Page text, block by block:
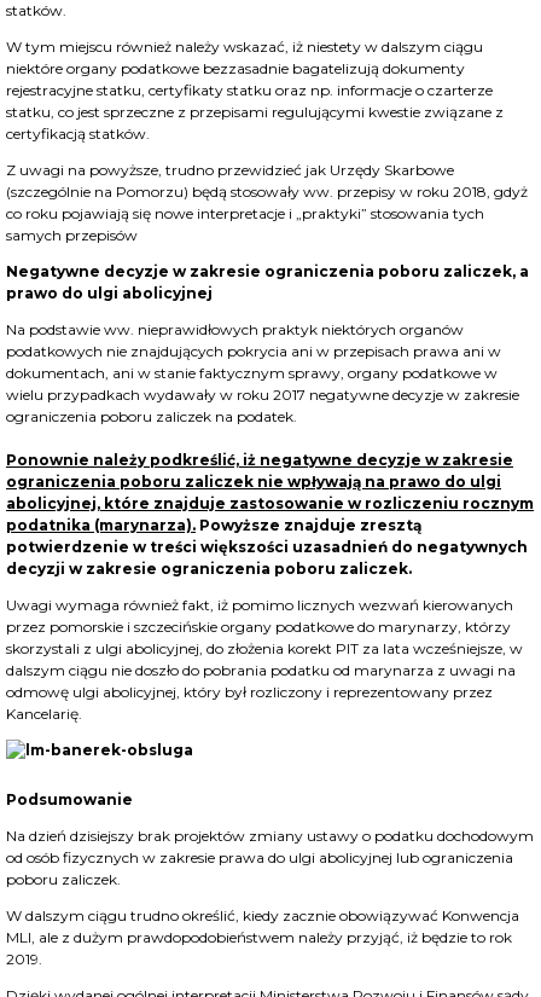
statków.
W tym miejscu również należy wskazać, iż niestety w dalszym ciągu
niektóre organy podatkowe bezzasadnie bagatelizują dokumenty
rejestracyjne statku, certyfikaty statku oraz np. informacje o czarterze
statku, co jest sprzeczne z przepisami regulującymi kwestie związane z
certyfikacją statków.
Z uwagi na powyższe, trudno przewidzieć jak Urzędy Skarbowe
(szczególnie na Pomorzu) będą stosowały ww. przepisy w roku 2018, gdyż
co roku pojawiają się nowe interpretacje i „praktyki” stosowania tych
samych przepisów
Negatywne decyzje w zakresie ograniczenia poboru zaliczek, a
prawo do ulgi abolicyjnej
Na podstawie ww. nieprawidłowych praktyk niektórych organów
podatkowych nie znajdujących pokrycia ani w przepisach prawa ani w
dokumentach, ani w stanie faktycznym sprawy, organy podatkowe w
wielu przypadkach wydawały w roku 2017 negatywne decyzje w zakresie
ograniczenia poboru zaliczek na podatek.
Ponownie należy podkreślić, iż negatywne decyzje w zakresie
ograniczenia poboru zaliczek nie wpływają na prawo do ulgi
abolicyjnej, które znajduje zastosowanie w rozliczeniu rocznym
podatnika (marynarza). Powyższe znajduje zresztą
potwierdzenie w treści większości uzasadnień do negatywnych
decyzji w zakresie ograniczenia poboru zaliczek.
Uwagi wymaga również fakt, iż pomimo licznych wezwań kierowanych
przez pomorskie i szczecińskie organy podatkowe do marynarzy, którzy
skorzystali z ulgi abolicyjnej, do złożenia korekt PIT za lata wcześniejsze, w
dalszym ciągu nie doszło do pobrania podatku od marynarza z uwagi na
odmowę ulgi abolicyjnej, który był rozliczony i reprezentowany przez
Kancelarię.
Podsumowanie
Na dzień dzisiejszy brak projektów zmiany ustawy o podatku dochodowym
od osób fizycznych w zakresie prawa do ulgi abolicyjnej lub ograniczenia
poboru zaliczek.
W dalszym ciągu trudno określić, kiedy zacznie obowiązywać Konwencja
MLI, ale z dużym prawdopodobieństwem należy przyjąć, iż będzie to rok
2019.